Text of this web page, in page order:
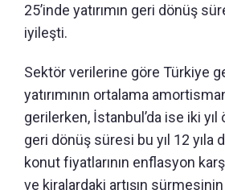
25’inde yatırımın geri dönüş
iyileşti.
Sektör verilerine göre Türkiye
yatırımının ortalama
gerilerken, İstanbul’da ise iki yıl
geri dönüş süresi bu yıl 12 yıla
konut fiyatlarının enflasyon
ve kiralardaki artışın